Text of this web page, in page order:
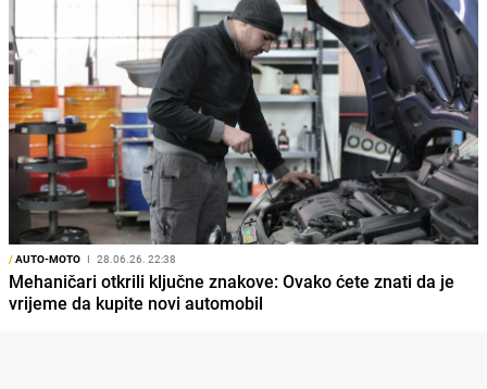
/AUTO-MOTO I 28.06.26. 22:38
Mehaničari otkrili ključne znakove: Ovako ćete znati da je
vrijeme da kupite novi automobil